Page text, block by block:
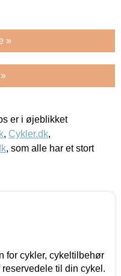
»
er i øjeblikket
, Cykler.dk,
, som alle har et stort
for cykler, cykeltilbehør
til din cykel.